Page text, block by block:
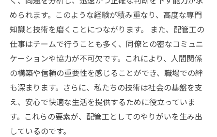
められます。このような経験が積み重なり、高度な専門
知識と技術を磨くことにつながります。 また、配管工の
仕事はチームで行うことも多く、同僚との密なコミュニ
ケーションや協力が不可欠です。これにより、人間関係
の構築や信頼の重要性を感じることができ、職場での絆
も深まります。さらに、私たちの技術は社会の基盤を支
え、安心で快適な生活を提供するために役立っていま
す。これらの要素が、配管工としてのやりがいを生み出
しているのです。